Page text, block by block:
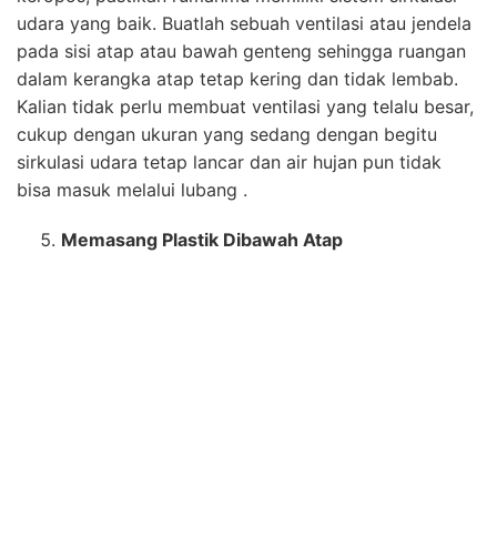
Sebelum kalian memasang atap rumah, kalian bisa
melapisi bagian bawahnya dengan plastik. Caranya
pasang kayu pondasi kemudian pasang plastik diatap.
Menggunakan plastik dapat melindungi atap dari
tetesan air hujan atau sampah yang masuk pada celah-
celah sempit. Cara ini sudah sering dilakukan pada
daerah pedesaan.
Gunakan Water Proofing